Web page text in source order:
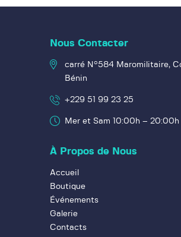
Nous Contacter
carré N°584 Maromilitaire,
Bénin
+229 51 99 23 25
Mer et Sam 10:00h – 20:00h
À Propos de Nous
Accueil
Boutique
Événements
Galerie
Contacts